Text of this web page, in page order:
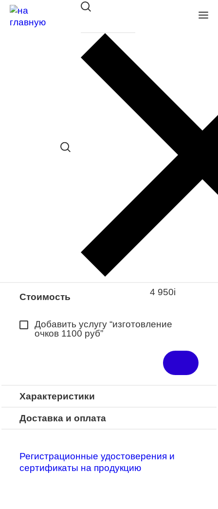
Оправа Merel ME1005 C02
в наличии (Больше 5 шт.) *наличие
товара в конкретном салоне
необходимо уточнять отдельно
Закажите понравившуюся модель
в ближайший салон “Оптик-Экспресс”.
*Доступно для Республики
Стоимость 4 950i
Добавить услугу “изготовление
очков 1100 руб”
Сравнить товар
Характеристики
Доставка и оплата
Регистрационные удостоверения и
сертификаты на продукцию